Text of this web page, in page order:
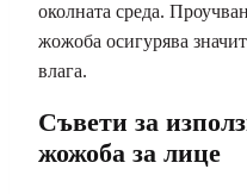
околната среда.
жожоба осигурява
влага.
Съвети за
жожоба за лице